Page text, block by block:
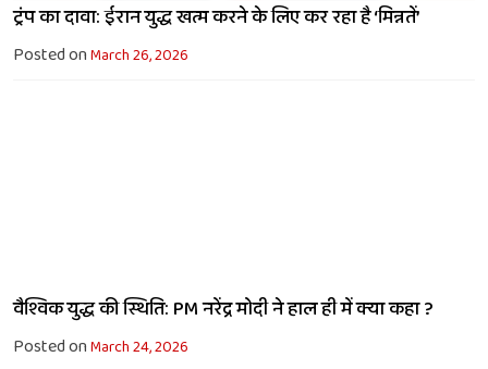
ट्रंप का दावा: ईरान युद्ध खत्म करने के लिए कर रहा है ‘मिन्नतें’
Posted onMarch 26, 2026
वैश्विक युद्ध की स्थिति: PM नरेंद्र मोदी ने हाल ही में क्या कहा ?
Posted onMarch 24, 2026